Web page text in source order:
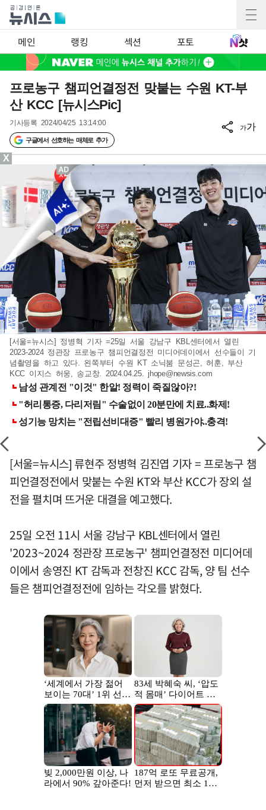
메인 랭킹 섹션 포토
프로농구 챔피언결정전 맞붙는 수원 KT-부
산 KCC [뉴시스Pic]
기사등록 2024/04/25 13:14:00
구글에서 선호하는 매체로 추가
가가
[서울=뉴시스] 정병혁 기자 =25일 서울 강남구 KBL센터에서 열린
2023-2024 정관장 프로농구 챔피언결정전 미디어데이에서 선수들이 기
념촬영을 하고 있다. 왼쪽부터 수원 KT 소닉붐 문성곤, 허훈, 부산
KCC 이지스 허웅, 송교창. 2024.04.25. jhope@newsis.com
[서울=뉴시스] 류현주 정병혁 김진엽 기자 = 프로농구 챔
피언결정전에서 맞붙는 수원 KT와 부산 KCC가 장외 설
전을 펼치며 뜨거운 대결을 예고했다.
25일 오전 11시 서울 강남구 KBL센터에서 열린
'2023~2024 정관장 프로농구' 챔피언결정전 미디어데
이에서 송영진 KT 감독과 전창진 KCC 감독, 양 팀 선수
들은 챔피언결정전에 임하는 각오를 밝혔다.
X